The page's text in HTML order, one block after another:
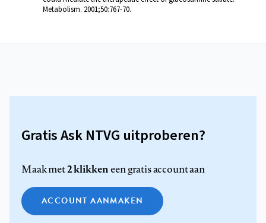
Metabolism. 2001;50:767-70.
Gratis Ask NTVG uitproberen?
Maak met2 klikkeneen gratis account aan
ACCOUNT AANMAKEN